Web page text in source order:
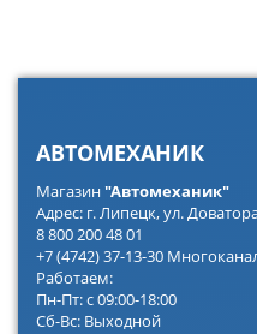
АВТОМЕХАНИК
Магазин"Автомеханик"
Адрес: г. Липецк, ул.
8 800 200 48 01
+7 (4742) 37-13-30
Работаем:
Пн-Пт: с 09:00-18:00
Сб-Вс: Выходной